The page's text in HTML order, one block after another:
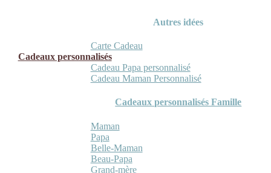
Autres idées
Carte Cadeau
Cadeaux personnalisés
Cadeau Papa personnalisé
Cadeau Maman Personnalisé
Cadeaux personnalisés Famille
Maman
Papa
Belle-Maman
Beau-Papa
Grand-mère